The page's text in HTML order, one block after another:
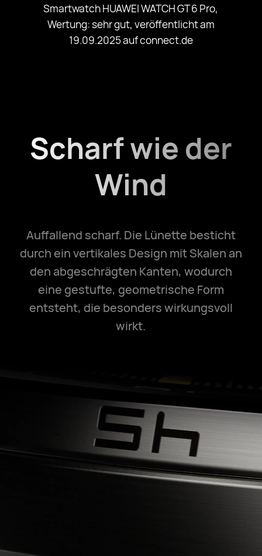
Smartwatch HUAWEI WATCH GT 6 Pro,
Wertung: sehr gut, veröffentlicht am
19.09.2025 auf connect.de
Scharf wie der
Wind
Auffallend scharf. Die Lünette besticht
durch ein vertikales Design mit Skalen an
den abgeschrägten Kanten, wodurch
eine gestufte, geometrische Form
entsteht, die besonders wirkungsvoll
wirkt.